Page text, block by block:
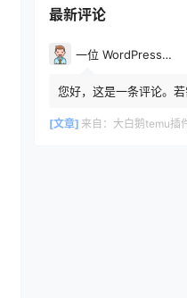
最新评论
一位 WordPress 评论者
您好，这是一条评论。
者头像来自 Gravatar。
[文章] 来自： 大白鹅temu插件，教你们